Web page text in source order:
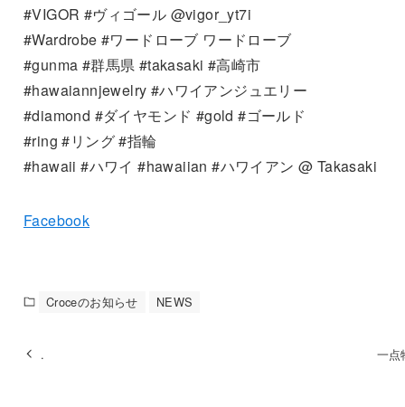
#VIGOR #ヴィゴール @vigor_yt7i
#Wardrobe #ワードローブ ワードローブ
#gunma #群馬県 #takasaki #高崎市
#hawaiannjewelry #ハワイアンジュエリー
#diamond #ダイヤモンド #gold #ゴールド
#ring #リング #指輪
#hawaii #ハワイ #hawaiian #ハワイアン @ Takasaki
Facebook
Croceのお知らせ NEWS
. 一点